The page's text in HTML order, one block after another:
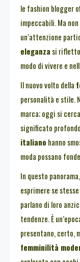
le fashion blogger
impeccabili. Ma
un’attenzione
eleganza si
modo di vivere e
Il nuovo volto della
personalità e stile.
marca; oggi si
significato
italiano hanno
moda possano
In questo
esprimere se
parlano di loro
tendenze. È
presentano, certo,
femminilità